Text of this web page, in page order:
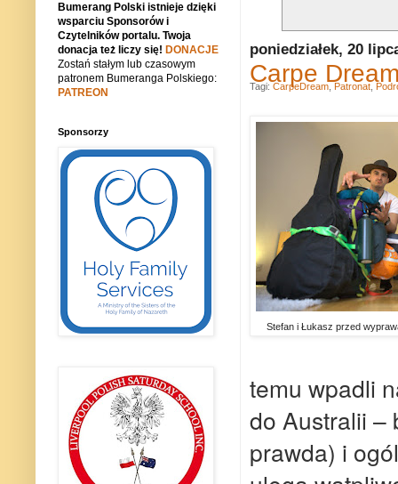
poniedziałek, 20
Carpe
Stefan i Łukasz przed
temu wpadli
do Australii –
prawda) i
Tagi: CarpeDream Patronat
Bumerang Polski istnieje dzięki
wsparciu Sponsorów i
Czytelników portalu. Twoja
donacja też liczy się! DONACJE
Zostań stałym lub czasowym
patronem Bumeranga Polskiego:
PATREON
Sponsorzy